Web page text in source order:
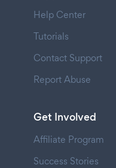
Help Center
Tutorials
Contact Support
Report Abuse
Get Involved
Affiliate Program
Success Stories